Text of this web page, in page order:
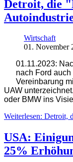
Detroit, die
Wirtschaft
01. November
01.11.2023:
nach Ford
Vereinbarung
UAW
oder BMW ins
Weiterlesen: Detroit,
USA:
25%